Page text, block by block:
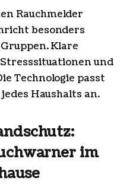
Rauchmelder
besonders
Klare
und
Technologie passt
Haushalts an.
im